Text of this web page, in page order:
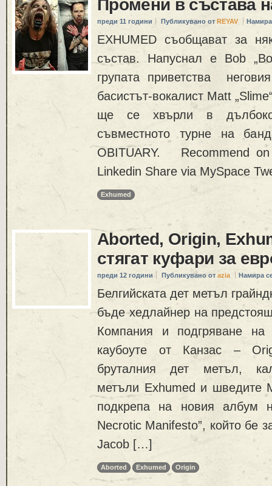
Промени в състава
преди 11 години Публикувано от REYAV
EXHUMED съобщават за
състав. Напуснал е Bob
групата приветства
басистът-вокалист Matt
ще се хвърли в
съвместното турне на
OBITUARY. Recommend
Linkedin Share via MySpace
Exhumed
Aborted, Origin,
стягат куфари за
преди 12 години Публикувано от azia Намира
Белгийската дет метъл
бъде хедлайнер на
Компания и подгряване на
каубоуте от Канзас –
бруталния дет метъл,
метъли Exhumed и шведите
подкрепа на новия
Necrotic Manifesto”, който бе
Jacob […]
Aborted Exhumed Origin